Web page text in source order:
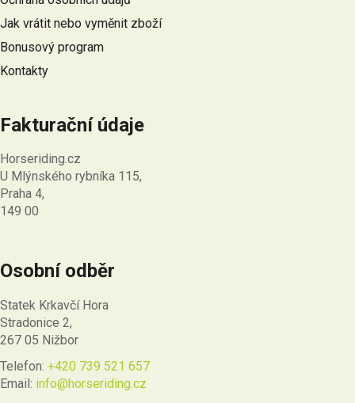
í
Jak vrátit nebo vyměnit zboží
Bonusový program
Kontakty
Fakturační údaje
Horseriding.cz
U Mlýnského rybníka 115,
Praha 4,
149 00
Osobní odběr
Statek Krkavčí Hora
Stradonice 2,
267 05 Nižbor
Telefon: +420 739 521 657
Email: info@horseriding.cz